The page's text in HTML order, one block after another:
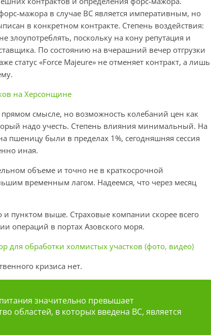
мажора в случае ВС является императивным, но
в конкретном контракте. Степень воздействия:
злоупотреблять, поскольку на кону репутация и
По состоянию на вчерашний вечер отгрузки
статус «Force Majeure» не отменяет контракт, а лишь
на Херсонщине
смысле, но возможность колебаний цен как
надо учесть. Степень влияния минимальный. На
пшеницу были в пределах 1%, сегодняшняя сессия
иная.
объеме и точно не в краткосрочной
временным лагом. Надеемся, что через месяц
и пунктом выше. Страховые компании скорее всего
операций в портах Азовского моря.
для обработки холмистых участков (фото, видео)
кризиса нет.
значительно превышает
областей, в которых введена ВС, является